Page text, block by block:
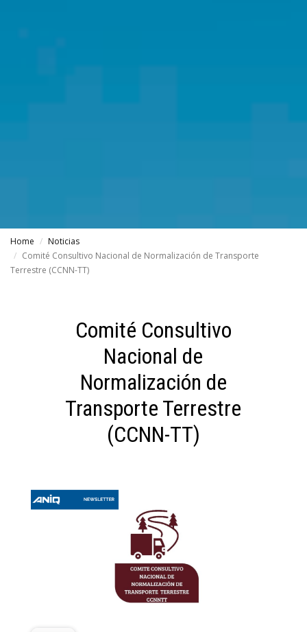
Home
Noticias
Comité Consultivo Nacional de Normalización de Transporte
Terrestre (CCNN-TT)
Comité Consultivo
Nacional de
Normalización de
Transporte Terrestre
(CCNN-TT)